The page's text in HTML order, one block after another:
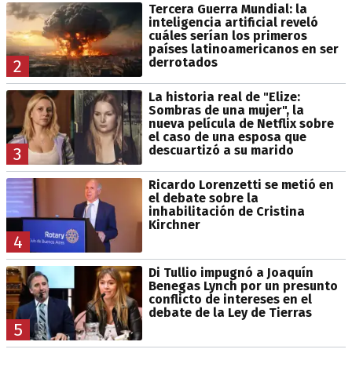
2
Tercera Guerra Mundial: la
inteligencia artificial reveló
cuáles serían los primeros
países latinoamericanos en ser
derrotados
3
La historia real de "Elize:
Sombras de una mujer", la
nueva película de Netflix sobre
el caso de una esposa que
descuartizó a su marido
4
Ricardo Lorenzetti se metió en
el debate sobre la
inhabilitación de Cristina
Kirchner
5
Di Tullio impugnó a Joaquín
Benegas Lynch por un presunto
conflicto de intereses en el
debate de la Ley de Tierras